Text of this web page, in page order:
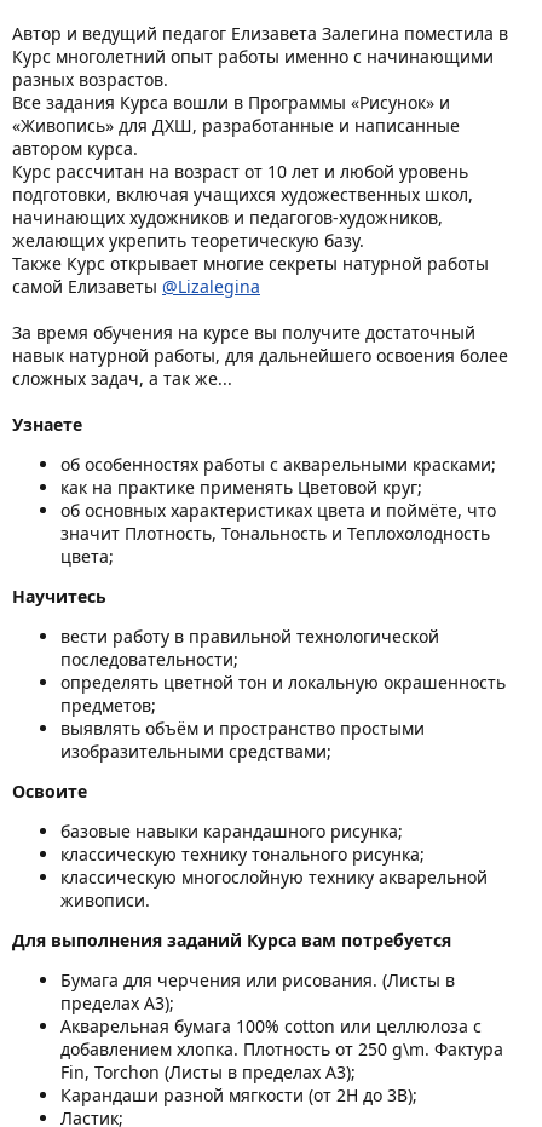
Автор и ведущий педагог Елизавета Залегина поместила в
Курс многолетний опыт работы именно с начинающими
разных возрастов.
Все задания Курса вошли в Программы «Рисунок» и
«Живопись» для ДХШ, разработанные и написанные
автором курса.
Курс рассчитан на возраст от 10 лет и любой уровень
подготовки, включая учащихся художественных школ,
начинающих художников и педагогов-художников,
желающих укрепить теоретическую базу.
Также Курс открывает многие секреты натурной работы
самой Елизаветы @Lizalegina
За время обучения на курсе вы получите достаточный
навык натурной работы, для дальнейшего освоения более
сложных задач, а так же...
Узнаете
об особенностях работы с акварельными красками;
как на практике применять Цветовой круг;
об основных характеристиках цвета и поймёте, что
значит Плотность, Тональность и Теплохолодность
цвета;
Научитесь
вести работу в правильной технологической
последовательности;
определять цветной тон и локальную окрашенность
предметов;
выявлять объём и пространство простыми
изобразительными средствами;
Освоите
базовые навыки карандашного рисунка;
классическую технику тонального рисунка;
классическую многослойную технику акварельной
живописи.
Для выполнения заданий Курса вам потребуется
Бумага для черчения или рисования. (Листы в
пределах А3);
Акварельная бумага 100% cotton или целлюлоза с
добавлением хлопка. Плотность от 250 g\m. Фактура
Fin, Torchon (Листы в пределах А3);
Карандаши разной мягкости (от 2Н до 3В);
Ластик;